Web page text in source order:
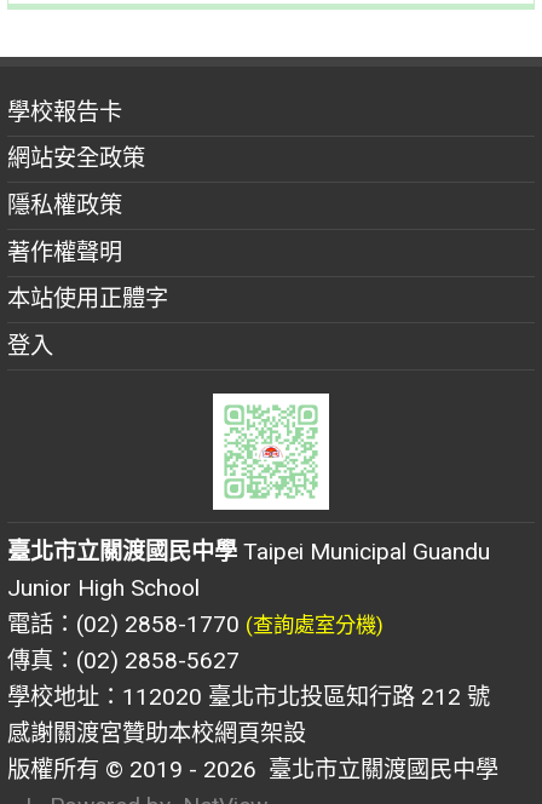
學校報告卡
網站安全政策
隱私權政策
著作權聲明
本站使用正體字
登入
臺北市立關渡國民中學 Taipei Municipal Guandu
Junior High School
電話：(02) 2858-1770 (查詢處室分機)
傳真：(02) 2858-5627
學校地址：112020 臺北市北投區知行路 212 號
感謝關渡宮贊助本校網頁架設
版權所有 © 2019 - 2026 臺北市立關渡國民中學